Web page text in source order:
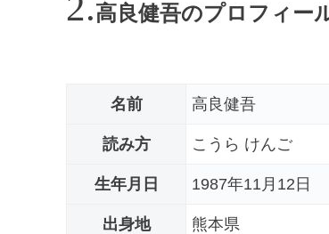
高良健吾のプロフィー
名前 高良健吾
読み方 こうら けんご
生年月日 1987年11月12日
出身地 熊本県